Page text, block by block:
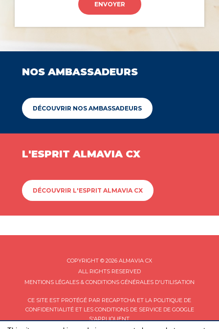
ENVOYER
NOS AMBASSADEURS
DÉCOUVRIR NOS AMBASSADEURS
L'ESPRIT ALMAVIA CX
DÉCOUVRIR L'ESPRIT ALMAVIA CX
COPYRIGHT © 2026 ALMAVIA CX
ALL RIGHTS RESERVED
MENTIONS LÉGALES & CONDITIONS GÉNÉRALES D'UTILISATION
CE SITE EST PROTÉGÉ PAR RECAPTCHA ET LA POLITIQUE DE
CONFIDENTIALITÉET LES CONDITIONS DE SERVICEDE GOOGLE
S'APPLIQUENT.